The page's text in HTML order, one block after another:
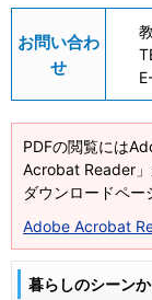
お問い合わ
せ
PDFの閲覧には
Acrobat Reader
ダウンロードペー
Adobe Acrobat
暮らしのシーン